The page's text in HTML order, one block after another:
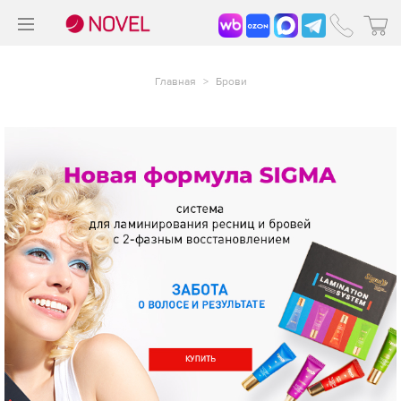
Главная > Брови